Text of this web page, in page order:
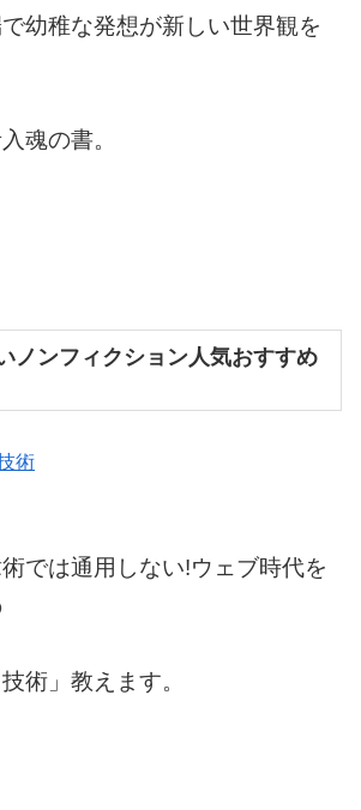
幼稚な発想が新しい世界観を
魂の書。
ノンフィクション人気おすすめ
術
では通用しない!ウェブ時代を
術」教えます。